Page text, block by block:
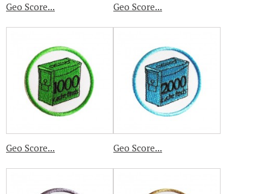
Geo Score... Geo Score...
Geo Score... Geo Score...